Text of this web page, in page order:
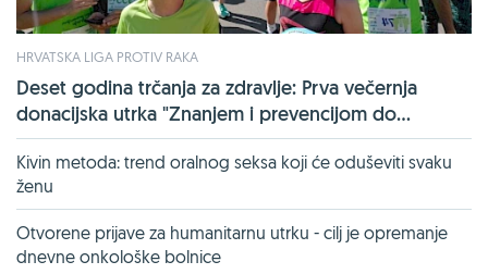
HRVATSKA LIGA PROTIV RAKA
Deset godina trčanja za zdravlje: Prva večernja
donacijska utrka "Znanjem i prevencijom do...
Kivin metoda: trend oralnog seksa koji će oduševiti svaku
ženu
Otvorene prijave za humanitarnu utrku - cilj je opremanje
dnevne onkološke bolnice